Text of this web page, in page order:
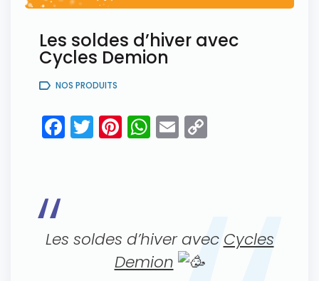
Les soldes d’hiver avec
Cycles Demion
NOS PRODUITS
Facebook
Twitter
Pinterest
WhatsApp
Email
Les soldes d’hiver avec Cycles
Demion